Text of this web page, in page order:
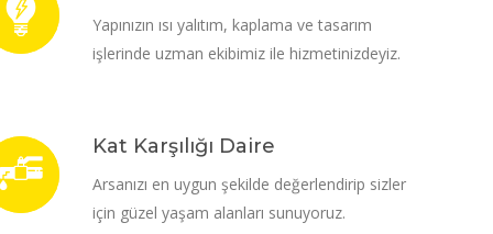
Yapınızın ısı yalıtım, kaplama ve tasarım
işlerinde uzman ekibimiz ile hizmetinizdeyiz.
Kat Karşılığı Daire
Arsanızı en uygun şekilde değerlendirip sizler
için güzel yaşam alanları sunuyoruz.